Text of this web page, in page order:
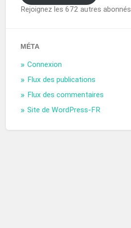
Rejoignez les 672 autres abonnés
MÉTA
Connexion
Flux des publications
Flux des commentaires
Site de WordPress-FR